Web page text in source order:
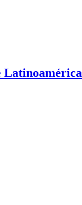
Latinoamérica